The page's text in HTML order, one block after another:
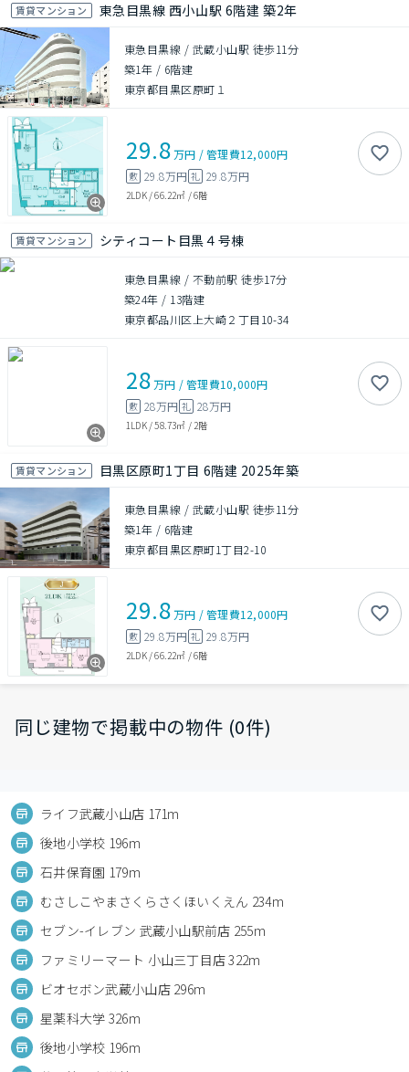
賃貸マンション 東急目黒線 西小山駅 6階建 築2年
東急目黒線 / 武蔵小山駅 徒歩11分
築1年 / 6階建
東京都目黒区原町１
29.8万円 /管理費12,000円
敷 29.8万円 礼 29.8万円
2LDK/66.22㎡ /6階
賃貸マンション シティコート目黒４号棟
東急目黒線 / 不動前駅 徒歩17分
築24年 / 13階建
東京都品川区上大崎２丁目10-34
28万円 /管理費10,000円
敷 28万円 礼 28万円
1LDK/58.73㎡ / 2階
賃貸マンション 目黒区原町1丁目 6階建 2025年築
東急目黒線 / 武蔵小山駅 徒歩11分
築1年 / 6階建
東京都目黒区原町1丁目2-10
29.8万円 /管理費12,000円
敷 29.8万円 礼 29.8万円
2LDK/66.22㎡ /6階
同じ建物で掲載中の物件 (0件)
ライフ武蔵小山店 171m
後地小学校 196m
石井保育園 179m
むさしこやまさくらさくほいくえん 234m
セブン-イレブン 武蔵小山駅前店 255m
ファミリーマート 小山三丁目店 322m
ビオセボン武蔵小山店 296m
星薬科大学 326m
後地小学校 196m